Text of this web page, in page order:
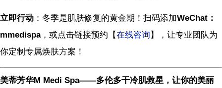
立即行动 ：冬季是肌肤修复的黄金期！扫码添加WeChat：
mmedispa，或点击链接预约【在线咨询 】，让专业团队为
你定制专属焕肤方案！
美蒂芳华M Medi Spa——多伦多干冷肌救星，让你的美丽